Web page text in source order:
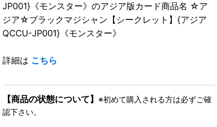
JP001}《モンスター》のアジア版カード商品名 ☆ア
ジア☆ブラックマジシャン【シークレット】{アジア
QCCU-JP001}《モンスター》
詳細は こちら
【商品の状態について】 ※初めて購入される方は必ずご確
認下さい。